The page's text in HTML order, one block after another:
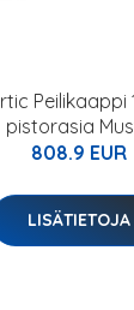
Peilikaappi
pistorasia
808.9 EUR
LISÄTIETOJA